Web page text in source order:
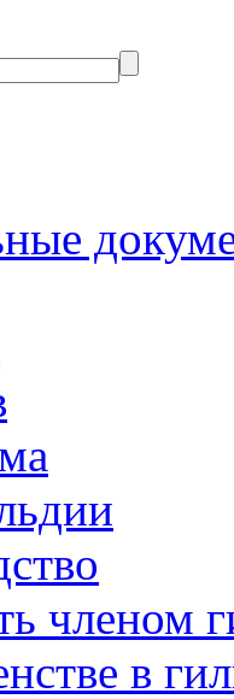
членом
в